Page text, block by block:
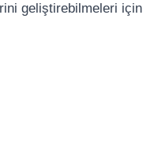
geliştirebilmeleri için